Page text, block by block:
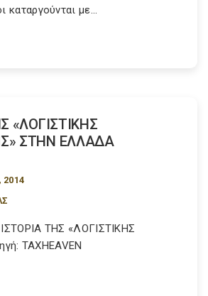
καταργούνται με...
«ΛΟΓΙΣΤΙΚΗΣ
ΣΤΗΝ ΕΛΛΑΔΑ
2014
ΤΗΣ «ΛΟΓΙΣΤΙΚΗΣ
TAXHEAVEN